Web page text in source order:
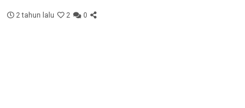
2 tahun lalu 2 0